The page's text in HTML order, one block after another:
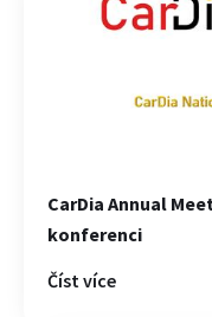
CarDia Annual
konferenci
Číst více